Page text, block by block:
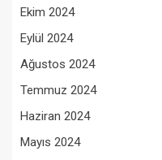
Ekim 2024
Eylül 2024
Ağustos 2024
Temmuz 2024
Haziran 2024
Mayıs 2024